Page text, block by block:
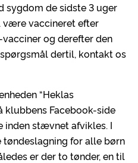
sygdom de sidste 3 uger
være vaccineret efter
og derefter den
dertil, kontakt os
“Heklas
klubbens Facebook-side
inden stævnet afvikles. I
for alle børn
er der to tønder, en til